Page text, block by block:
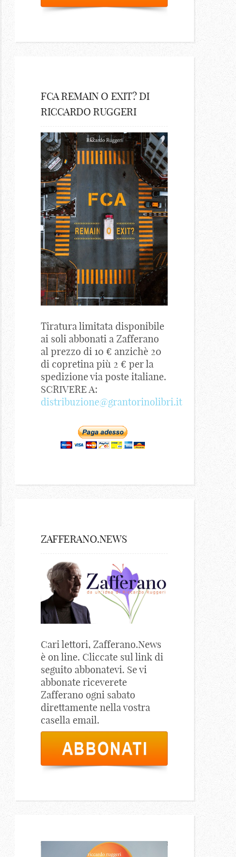
FCA REMAIN O EXIT? DI
RICCARDO RUGGERI
Tiratura limitata disponibile
ai soli abbonati a Zafferano
al prezzo di 10 € anzichè 20
di copretina più 2 € per la
spedizione via poste italiane.
SCRIVERE A:
distribuzione@grantorinolibri.it
ZAFFERANO.NEWS
Cari lettori, Zafferano.News
è on line. Cliccate sul link di
seguito abbonatevi. Se vi
abbonate riceverete
Zafferano ogni sabato
direttamente nella vostra
casella email.